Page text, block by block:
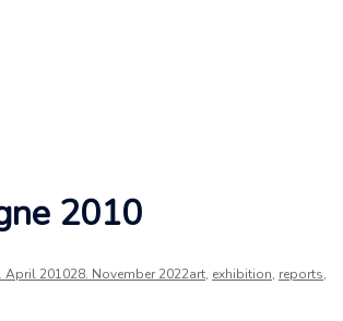
2010
April 201028. November 2022art, exhibition, reports,